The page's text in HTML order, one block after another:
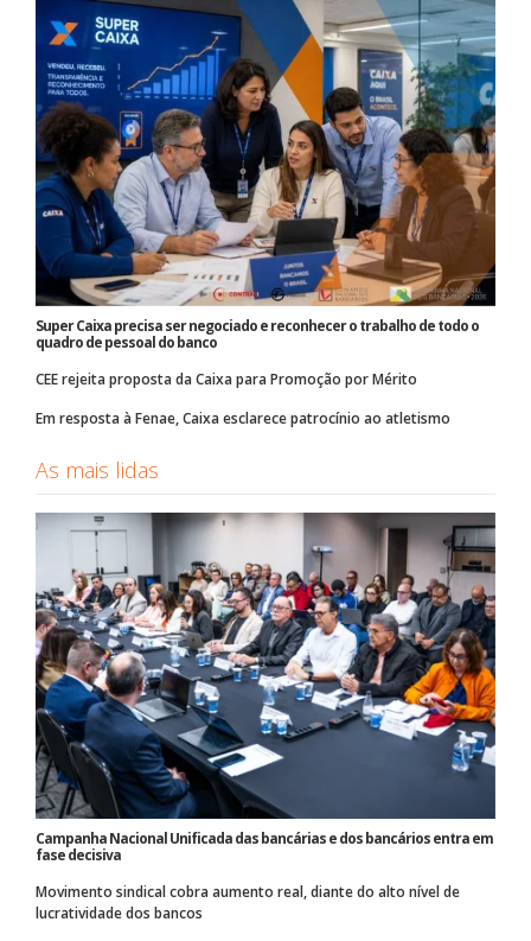
Super Caixa precisa ser negociado e reconhecer o trabalho de todo o
quadro de pessoal do banco
CEE rejeita proposta da Caixa para Promoção por Mérito
Em resposta à Fenae, Caixa esclarece patrocínio ao atletismo
As mais lidas
Campanha Nacional Unificada das bancárias e dos bancários entra em
fase decisiva
Movimento sindical cobra aumento real, diante do alto nível de
lucratividade dos bancos